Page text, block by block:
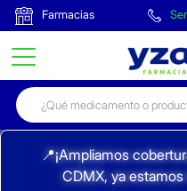
Farmacias
📍¡Ampliamos
CDMX, ya